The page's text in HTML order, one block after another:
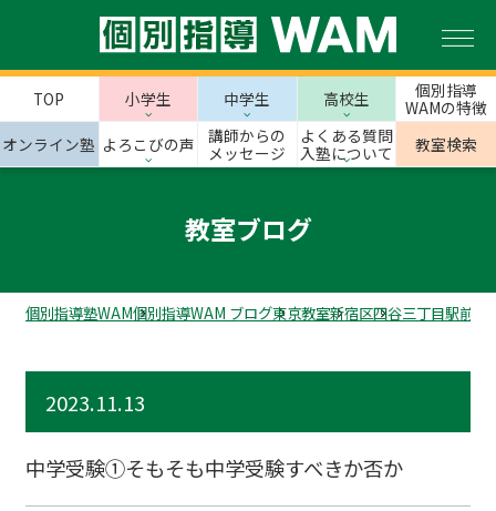
TOP 小学生 中学生 高校生
個別指導
WAMの特徴
オンライン塾 よろこびの声
講師からの
メッセージ
よくある質問
入塾について
教室検索
教室ブログ
個別指導塾WAM個別指導WAM ブログ東京教室新宿区四谷三丁目駅前校
2023.11.13
中学受験①そもそも中学受験すべきか否か